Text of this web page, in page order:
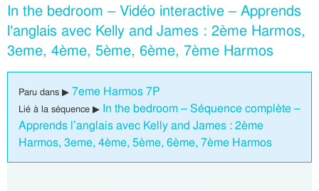
In the bedroom – Vidéo interactive – Apprends
l’anglais avec Kelly and James : 2ème Harmos,
3eme, 4ème, 5ème, 6ème, 7ème Harmos
Paru dans ▶ 7eme Harmos 7P
Lié à la séquence ▶ In the bedroom – Séquence complète –
Apprends l’anglais avec Kelly and James : 2ème
Harmos, 3eme, 4ème, 5ème, 6ème, 7ème Harmos